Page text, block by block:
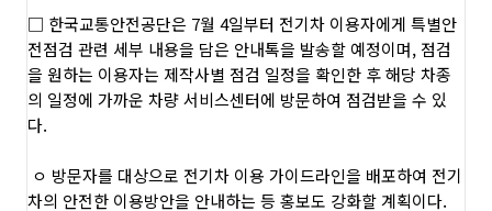
□ 한국교통안전공단은 7월 4일부터 전기차 이용자에게 특별안
전점검 관련 세부 내용을 담은 안내톡을 발송할 예정이며, 점검
을 원하는 이용자는 제작사별 점검 일정을 확인한 후 해당 차종
의 일정에 가까운 차량서비스센터에 방문하여 점검받을 수 있
다.
ㅇ 방문자를 대상으로 전기차 이용 가이드라인을 배포하여 전기
차의 안전한 이용방안을 안내하는 등 홍보도 강화할 계획이다.